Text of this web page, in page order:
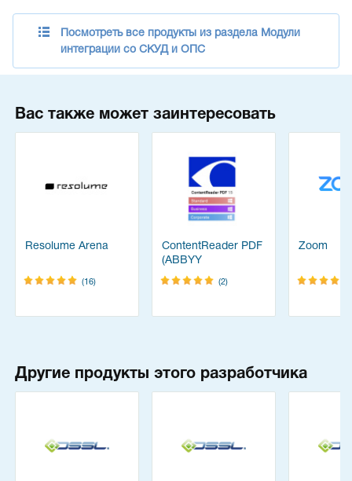
Посмотреть все продукты из раздела Модули
интеграции со СКУД и ОПС
Вас также может заинтересовать
Resolume Arena
(16)
ContentReader PDF
(ABBYY
FineReader)
(2)
Zoom
Другие продукты этого разработчика